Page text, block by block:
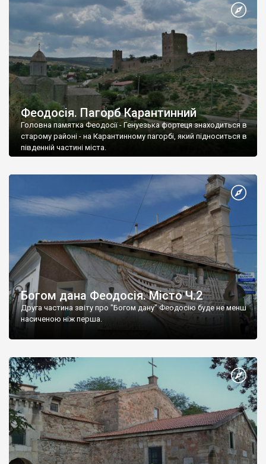
Феодосія. Пагорб Карантинний
Головна памятка Феодосії - Генуезька фортеця знаходиться в
старому районі - на Карантинному пагорбі, який підноситься в
південній частині міста.
Богом дана Феодосія. Місто Ч.2
Друга частина звіту про "Богом дану" Феодосію буде не менш
насиченою ніж перша.